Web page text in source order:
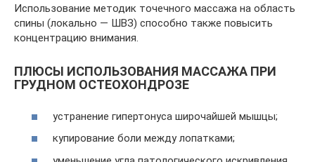
Использование методик точечного массажа на область
спины (локально — ШВЗ) способно также повысить
концентрацию внимания.
ПЛЮСЫ ИСПОЛЬЗОВАНИЯ МАССАЖА ПРИ
ГРУДНОМ ОСТЕОХОНДРОЗЕ
устранение гипертонуса широчайшей мышцы;
купирование боли между лопатками;